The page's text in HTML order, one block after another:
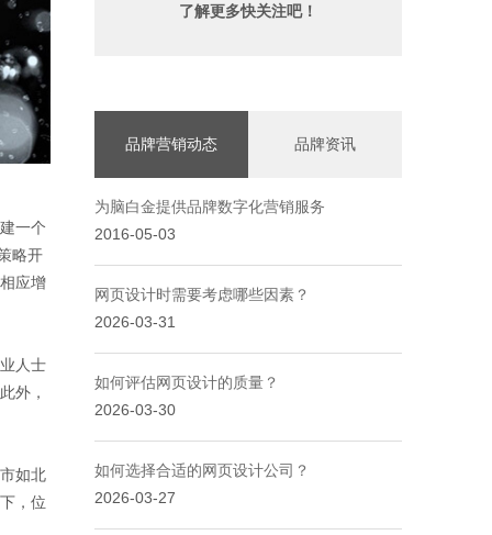
一个
略开
应增
人士
外，
如北
，位
了解更多快关注吧！
品牌营销动态 品牌资讯
为脑白金提供品牌数字化营销服务
2016-05-03
网页设计时需要考虑哪些因素？
2026-03-31
如何评估网页设计的质量？
2026-03-30
如何选择合适的网页设计公司？
2026-03-27